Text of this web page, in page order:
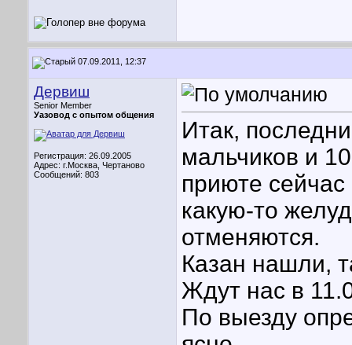
07.09.2011, 12:37
Дервиш
Senior Member
Уазовод с опытом общения
Регистрация: 26.09.2005
Адрес: г.Москва, Чертаново
Сообщений: 803
Итак,
мальчиков и
приюте
какую-то
отменяются.
Казан нашли,
Ждут нас в
По выезду